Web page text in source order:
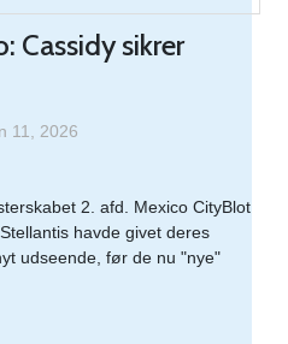
Cassidy sikrer
11, 2026
2. afd. Mexico CityBlot
havde givet deres
udseende, før de nu "nye"